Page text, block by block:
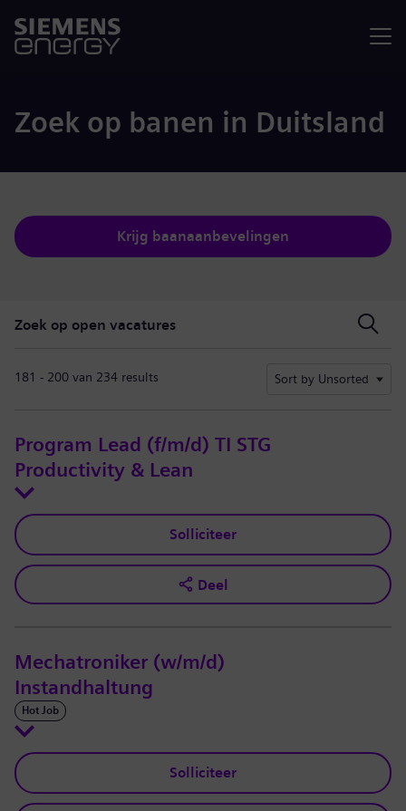
Zoek op banen in Duitsland
Krijg baanaanbevelingen
Zoek op open vacatures
181 - 200 van 234 results Sort by Unsorted
Program Lead (f/m/d) TI STG
Productivity & Lean
Solliciteer
Deel
Mechatroniker (w/m/d)
Instandhaltung
Hot Job
Solliciteer